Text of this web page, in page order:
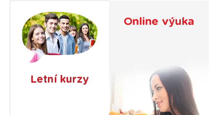
Letní kurzy
Online výuka